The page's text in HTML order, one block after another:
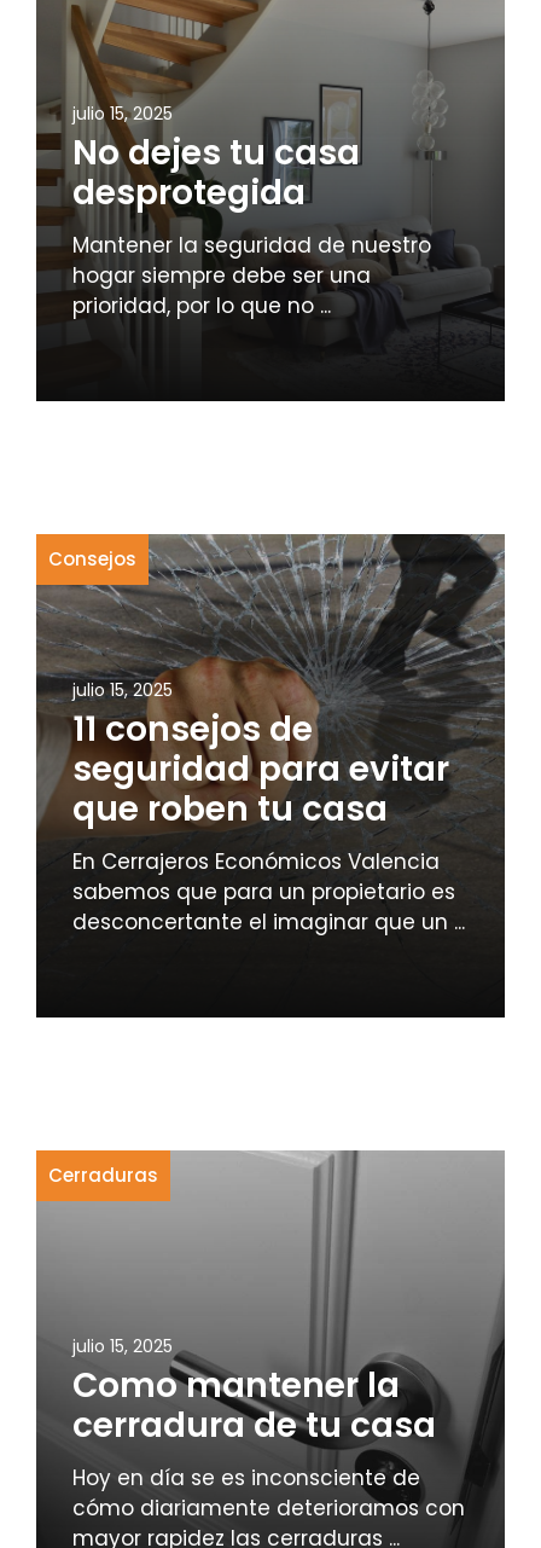
julio 15, 2025
No dejes tu casa
desprotegida
Mantener la seguridad de nuestro
hogar siempre debe ser una
prioridad, por lo que no ...
Consejos
julio 15, 2025
11 consejos de
seguridad para evitar
que roben tu casa
En Cerrajeros Económicos Valencia
sabemos que para un propietario es
desconcertante el imaginar que un ...
Cerraduras
julio 15, 2025
Como mantener la
cerradura de tu casa
Hoy en día se es inconsciente de
cómo diariamente deterioramos con
mayor rapidez las cerraduras ...